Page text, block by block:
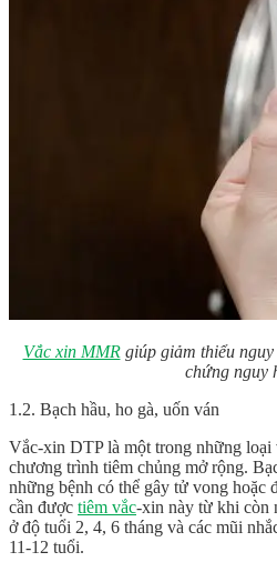
Vắc xin MMRgiúp giảm thiểu nguy
chứng nguy
1.2. Bạch hầu, ho gà, uốn ván
Vắc-xin DTP là một trong những
chương trình tiêm chủng mở rộng.
những bệnh có thể gây tử vong hoặc
cần được tiêm vắc-xin này từ khi còn
ở độ tuổi 2, 4, 6 tháng và các mũi
11-12 tuổi.